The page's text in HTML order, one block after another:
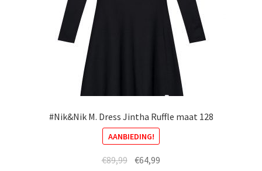
#Nik&Nik M. Dress Jintha Ruffle maat 128
AANBIEDING!
€89,99 Oorspronkelijke
€64,99